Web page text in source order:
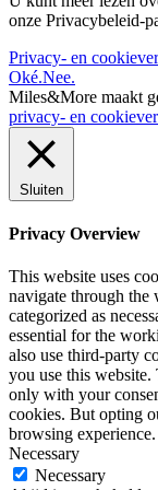
onze Privacybeleid-
Privacy- en
Oké.Nee.
Miles&More maakt
privacy- en
Sluiten
Privacy Overview
This website uses
navigate through the
categorized as
essential for the
also use third-party
you use this
only with your
cookies. But opting
browsing experience.
Necessary
Necessary